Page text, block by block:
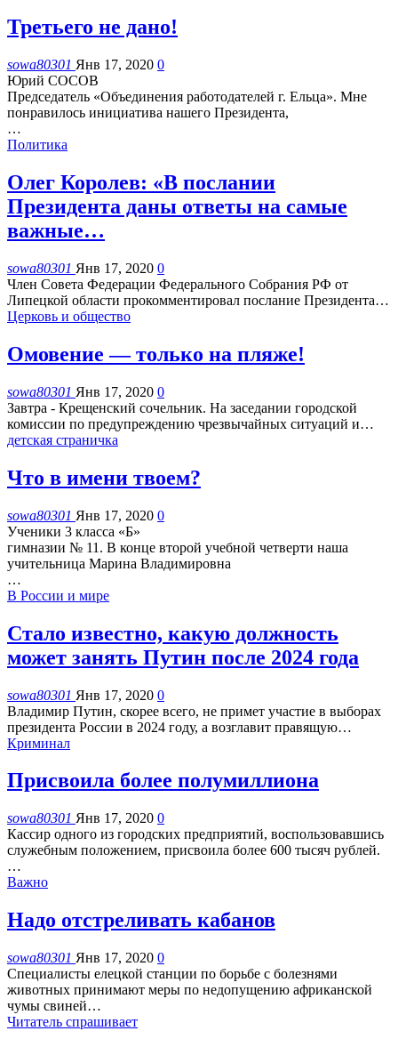
Третьего не дано!
sowa80301 Янв 17, 2020 0
Юрий СОСОВ
Председатель «Объединения работодателей г. Ельца». Мне
понравилось инициатива нашего Президента,
…
Политика
Олег Королев: «В послании
Президента даны ответы на самые
важные…
sowa80301 Янв 17, 2020 0
Член Совета Федерации Федерального Собрания​ РФ от​
Липецкой области​ прокомментировал послание Президента…
Церковь и общество
Омовение — только на пляже!
sowa80301 Янв 17, 2020 0
Завтра - Крещенский сочельник. На заседании городской
комиссии по предупреждению чрезвычайных ситуаций и…
детская страничка
Что в имени твоем?
sowa80301 Янв 17, 2020 0
Ученики 3 класса «Б»
гимназии № 11. В конце второй учебной четверти наша
учительница Марина Владимировна
…
В России и мире
Стало известно, какую должность
может занять Путин после 2024 года
sowa80301 Янв 17, 2020 0
Владимир Путин, скорее всего, не примет участие в выборах
президента России в 2024 году, а возглавит правящую…
Криминал
Присвоила более полумиллиона
sowa80301 Янв 17, 2020 0
Кассир одного из городских предприятий, воспользовавшись
служебным положением, присвоила более 600 тысяч рублей.
…
Важно
Надо отстреливать кабанов
sowa80301 Янв 17, 2020 0
Специалисты елецкой станции по борьбе с болезнями
животных принимают меры по недопущению африканской
чумы свиней…
Читатель спрашивает